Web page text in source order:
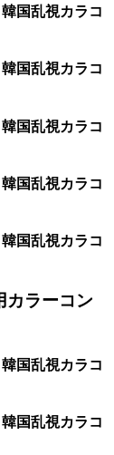
国乱視カラコ
国乱視カラコ
国乱視カラコ
国乱視カラコ
国乱視カラコ
カラーコン
国乱視カラコ
国乱視カラコ